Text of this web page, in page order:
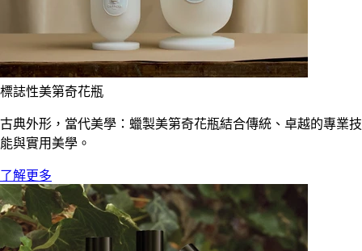
標誌性美第奇花瓶
古典外形，當代美學：蠟製美第奇花瓶結合傳統、卓越的專業技
能與實用美學。
了解更多